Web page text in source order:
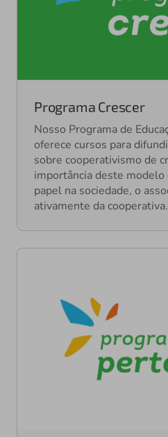
Programa Crescer
Nosso Programa de
oferece cursos para
sobre cooperativismo de
importância deste modelo
papel na sociedade, o
ativamente da cooperativa.